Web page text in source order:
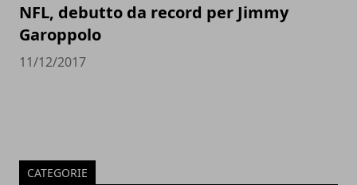
NFL, debutto da record per Jimmy
Garoppolo
11/12/2017
CATEGORIE